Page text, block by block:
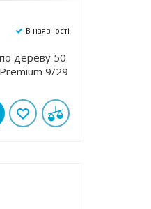
В наявності
дереву 50
9/29